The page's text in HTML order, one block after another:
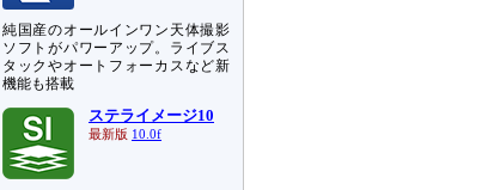
純国産のオールインワン天体撮影
ソフトがパワーアップ。ライブス
タックやオートフォーカスなど新
機能も搭載
ステライメージ10
最新版 10.0f